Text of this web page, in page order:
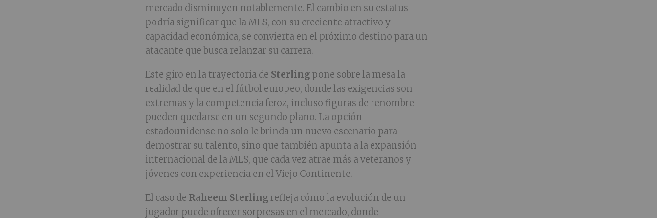
mercado disminuyen notablemente. El cambio en su estatus
podría significar que la MLS, con su creciente atractivo y
capacidad económica, se convierta en el próximo destino para un
atacante que busca relanzar su carrera.
Este giro en la trayectoria de Sterling pone sobre la mesa la
realidad de que en el fútbol europeo, donde las exigencias son
extremas y la competencia feroz, incluso figuras de renombre
pueden quedarse en un segundo plano. La opción
estadounidense no solo le brinda un nuevo escenario para
demostrar su talento, sino que también apunta a la expansión
internacional de la MLS, que cada vez atrae más a veteranos y
jóvenes con experiencia en el Viejo Continente.
El caso de Raheem Sterlingrefleja cómo la evolución de un
jugador puede ofrecer sorpresas en el mercado, donde